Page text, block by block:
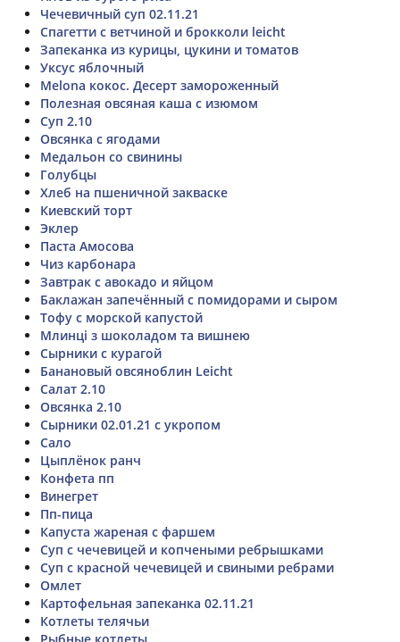
Чечевичный суп 02.11.21
Спагетти с ветчиной и брокколи leicht
Запеканка из курицы, цукини и томатов
Уксус яблочный
Melona кокос. Десерт замороженный
Полезная овсяная каша с изюмом
Суп 2.10
Овсянка с ягодами
Медальон со свинины
Голубцы
Хлеб на пшеничной закваске
Киевский торт
Эклер
Паста Амосова
Чиз карбонара
Завтрак с авокадо и яйцом
Баклажан запечённый с помидорами и сыром
Тофу с морской капустой
Млинці з шоколадом та вишнею
Сырники с курагой
Банановый овсяноблин Leicht
Салат 2.10
Овсянка 2.10
Сырники 02.01.21 с укропом
Сало
Цыплёнок ранч
Конфета пп
Винегрет
Пп-пица
Капуста жареная с фаршем
Суп с чечевицей и копчеными ребрышками
Суп с красной чечевицей и свиными ребрами
Омлет
Картофельная запеканка 02.11.21
Котлеты телячьи